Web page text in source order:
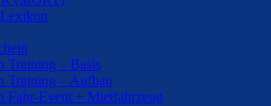
Training – Basis
Training – Aufbau
Fahr-Event + Mietfahrzeug